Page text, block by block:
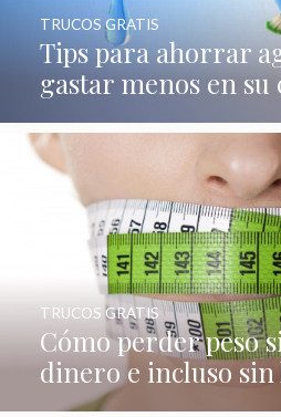
Tips para ahorrar
gastar menos en su
TRUCOS GRATIS
Cómo perder peso
dinero e incluso sin
TRUCOS GRATIS